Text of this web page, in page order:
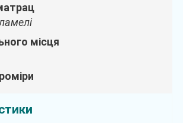
місця